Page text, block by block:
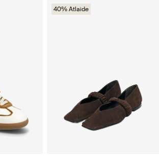
40% Atlaide